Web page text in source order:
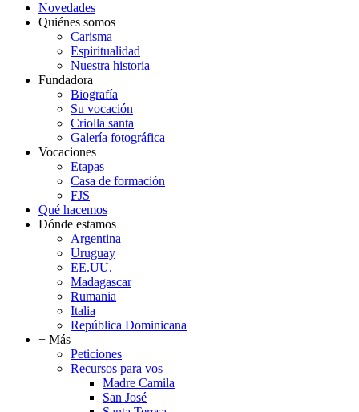
Novedades
Quiénes somos
Carisma
Espiritualidad
Nuestra historia
Fundadora
Biografía
Su vocación
Criolla santa
Galería fotográfica
Vocaciones
Etapas
Casa de formación
FJS
Qué hacemos
Dónde estamos
Argentina
Uruguay
EE.UU.
Madagascar
Rumania
Italia
República Dominicana
+ Más
Peticiones
Recursos para vos
Madre Camila
San José